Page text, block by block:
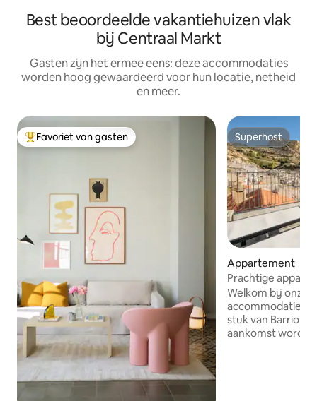
Best beoordeelde vakantiehuizen vlak
bij Centraal Markt
Gasten zijn het ermee eens: deze accommodaties
worden hoog gewaardeerd voor hun locatie, netheid
en meer.
Topfavoriet van gasten
Favoriet van gasten Superhost
Superhost
Appartement
Prachtige
op het kasteel/de
Welkom bij onze
accommodatie
stuk van Barrio
aankomst wordt